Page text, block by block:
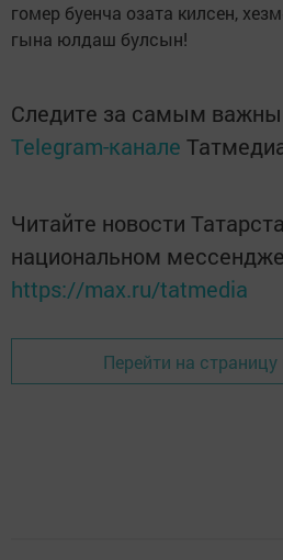
гомер буенча озата килсен,
гына юлдаш булсын!
Следите за самым
Telegram-канале
Читайте новости
национальном
https://max.ru/tatmedia
Перейти на страницу